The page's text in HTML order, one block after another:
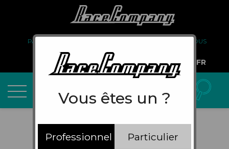
PARTENARIAT
À PROPOS DE NOUS
COMPTE PRO
FR
Vous êtes un ?
Professionnel Particulier